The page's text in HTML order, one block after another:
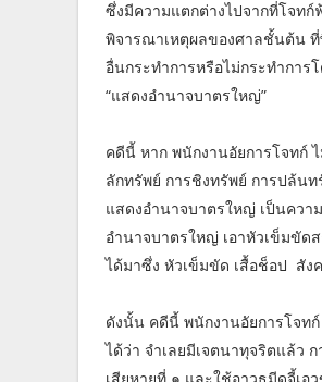
ซึ่งมีความแตกต่างไปจากที่โจทก์
พิจารณาเหตุผลของศาลชั้นต้น
อื่นกระทำการหรือไม่กระทำการ
“แสดงอำนาจบาตรใหญ่”
คดีนี้ หาก พนักงานอัยการโจทก์
ลักทรัพย์ การชิงทรัพย์ การปล้น
แสดงอำนาจบาตรใหญ่ เป็นควา
อำนาจบาตรใหญ่ เอาหัวเข็มขัด
ได้มาซึ่ง หัวเข็มขัด เสื้อช็อป สัง
ดังนั้น คดีนี้ พนักงานอัยการโจทก์
ได้ว่า จำเลยมีเจตนาทุจริตแล้ว